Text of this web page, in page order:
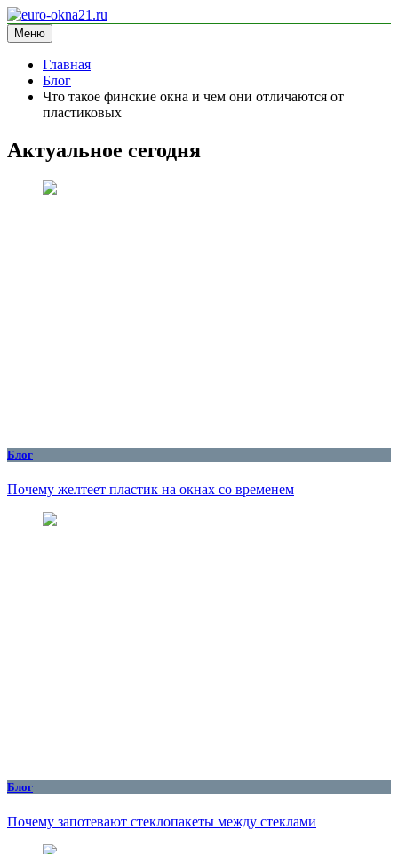
Перейти
к
содержимому
euro-okna21.ru
блог про окна
Меню
Главная
Блог
Что такое финские окна и чем они отличаются от
пластиковых
Актуальное сегодня
Блог
Почему желтеет пластик на окнах со временем
Блог
Почему запотевают стеклопакеты между стеклами